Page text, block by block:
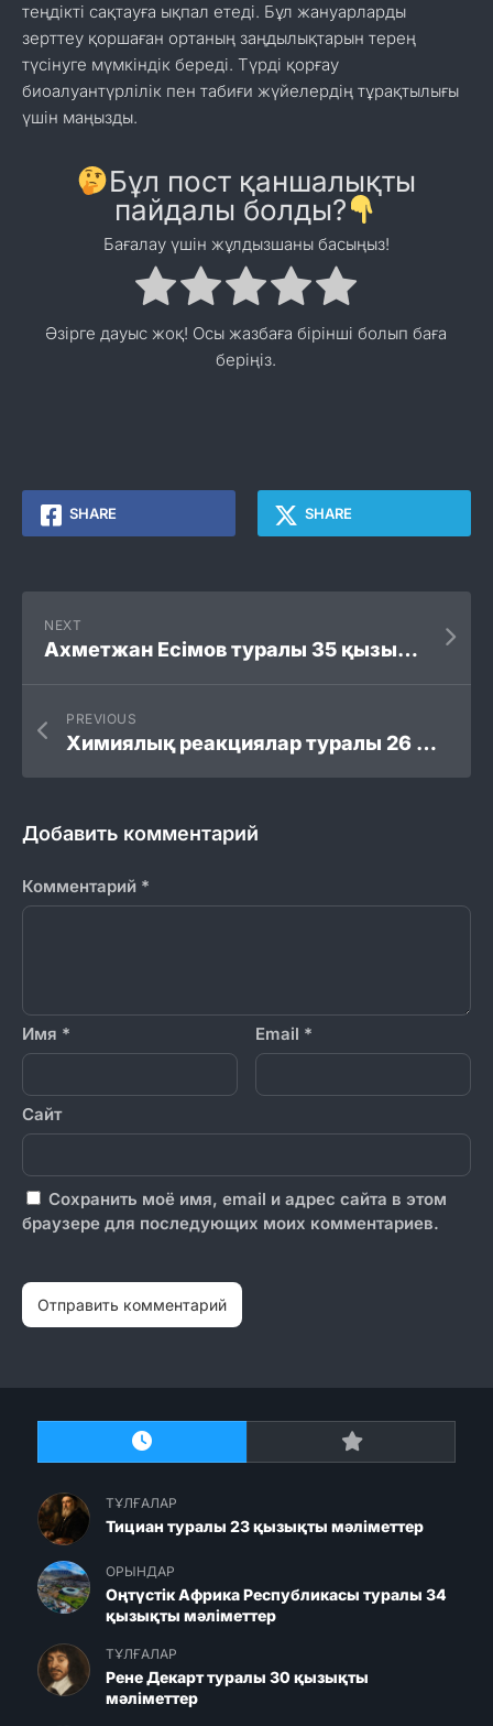
теңдікті сақтауға ықпал етеді. Бұл жануарларды
зерттеу қоршаған ортаның заңдылықтарын терең
түсінуге мүмкіндік береді. Түрді қорғау
биоалуантүрлілік пен табиғи жүйелердің тұрақтылығы
үшін маңызды.
Бұл пост қаншалықты
пайдалы болды?
Бағалау үшін жұлдызшаны басыңыз!
Әзірге дауыс жоқ! Осы жазбаға бірінші болып баға
беріңіз.
SHARE SHARE
NEXT
Ахметжан Есімов туралы 35 қызықты мәліметтер
PREVIOUS
Химиялық реакциялар туралы 26 қызықты мәліметтер
Добавить комментарий
Комментарий *
Имя * Email *
Сайт
Сохранить моё имя, email и адрес сайта в этом
браузере для последующих моих комментариев.
ТҰЛҒАЛАР
Тициан туралы 23 қызықты мәліметтер
ОРЫНДАР
Оңтүстік Африка Республикасы туралы 34
қызықты мәліметтер
ТҰЛҒАЛАР
Рене Декарт туралы 30 қызықты
мәліметтер